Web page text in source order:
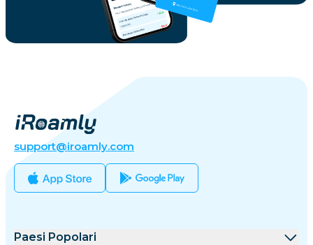
support@iroamly.com
Paesi Popolari